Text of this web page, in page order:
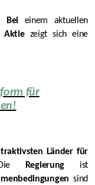
Bei einem aktuellen
zeigt sich eine
für
Länder für
Regierung ist
sind